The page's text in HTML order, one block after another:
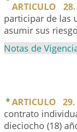
ARTICULO
participar de las
asumir sus
Notas de
ARTICULO
contrato
dieciocho (18)